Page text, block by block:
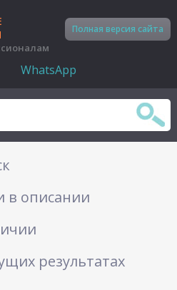
Полная версия сайта
WhatsApp
в описании
результатах